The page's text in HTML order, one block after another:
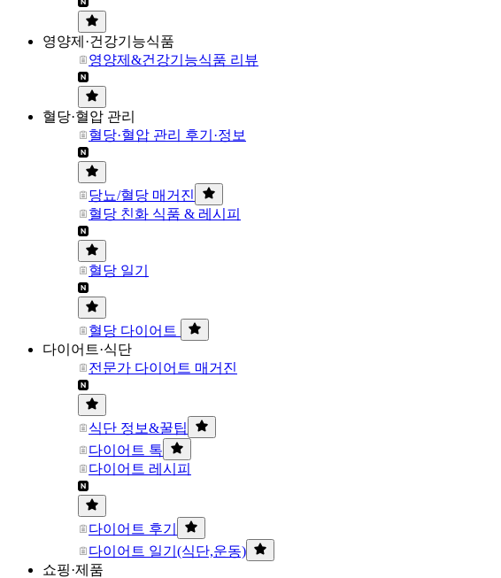
영양제·건강기능식품
영양제&건강기능식품 리뷰
혈당·혈압 관리
혈당·혈압 관리 후기·정보
당뇨/혈당 매거진
혈당 친화 식품 & 레시피
혈당 일기
혈당 다이어트
다이어트·식단
전문가 다이어트 매거진
식단 정보&꿀팁
다이어트 톡
다이어트 레시피
다이어트 후기
다이어트 일기(식단,운동)
쇼핑·제품